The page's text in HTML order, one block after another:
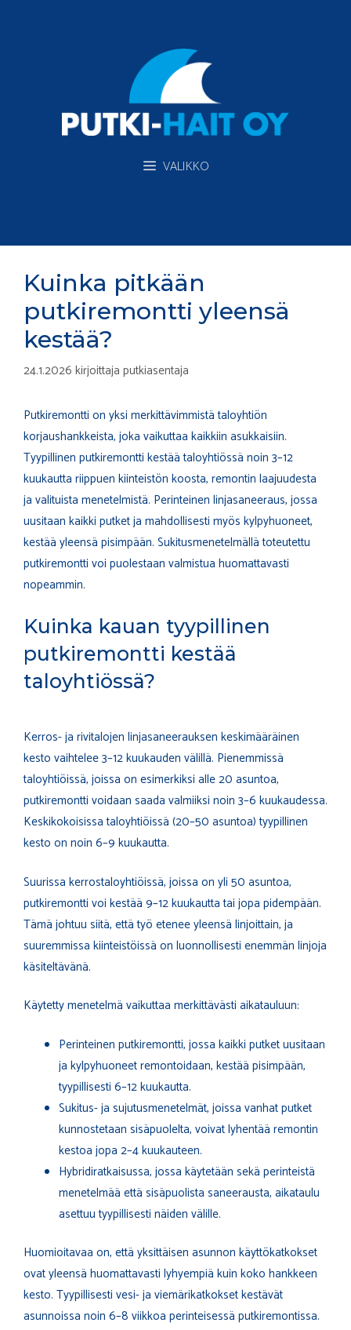
VALIKKO
Kuinka pitkään
putkiremontti yleensä
kestää?
24.1.2026 kirjoittaja putkiasentaja
Putkiremontti on yksi merkittävimmistä taloyhtiön
korjaushankkeista, joka vaikuttaa kaikkiin asukkaisiin.
Tyypillinen putkiremontti kestää taloyhtiössä noin 3–12
kuukautta riippuen kiinteistön koosta, remontin laajuudesta
ja valituista menetelmistä. Perinteinen linjasaneeraus, jossa
uusitaan kaikki putket ja mahdollisesti myös kylpyhuoneet,
kestää yleensä pisimpään. Sukitusmenetelmällä toteutettu
putkiremontti voi puolestaan valmistua huomattavasti
nopeammin.
Kuinka kauan tyypillinen
putkiremontti kestää
taloyhtiössä?
Kerros- ja rivitalojen linjasaneerauksen keskimääräinen
kesto vaihtelee 3–12 kuukauden välillä. Pienemmissä
taloyhtiöissä, joissa on esimerkiksi alle 20 asuntoa,
putkiremontti voidaan saada valmiiksi noin 3–6 kuukaudessa.
Keskikokoisissa taloyhtiöissä (20–50 asuntoa) tyypillinen
kesto on noin 6–9 kuukautta.
Suurissa kerrostaloyhtiöissä, joissa on yli 50 asuntoa,
putkiremontti voi kestää 9–12 kuukautta tai jopa pidempään.
Tämä johtuu siitä, että työ etenee yleensä linjoittain, ja
suuremmissa kiinteistöissä on luonnollisesti enemmän linjoja
käsiteltävänä.
Käytetty menetelmä vaikuttaa merkittävästi aikatauluun:
Perinteinen putkiremontti, jossa kaikki putket uusitaan
ja kylpyhuoneet remontoidaan, kestää pisimpään,
tyypillisesti 6–12 kuukautta.
Sukitus- ja sujutusmenetelmät, joissa vanhat putket
kunnostetaan sisäpuolelta, voivat lyhentää remontin
kestoa jopa 2–4 kuukauteen.
Hybridiratkaisussa, jossa käytetään sekä perinteistä
menetelmää että sisäpuolista saneerausta, aikataulu
asettuu tyypillisesti näiden välille.
Huomioitavaa on, että yksittäisen asunnon käyttökatkokset
ovat yleensä huomattavasti lyhyempiä kuin koko hankkeen
kesto. Tyypillisesti vesi- ja viemärikatkokset kestävät
asunnoissa noin 6–8 viikkoa perinteisessä putkiremontissa.